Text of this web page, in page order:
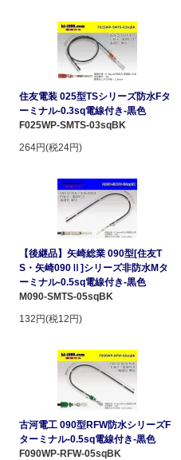
住友電装 025型TSシリーズ防水Fタ
ーミナル-0.3sq電線付き-黒色
F025WP-SMTS-03sqBK
264円(税24円)
【後継品】矢崎総業 090型[住友T
S・矢崎090Ⅱ]シリーズ非防水Mタ
ーミナル-0.5sq電線付き-黒色
M090-SMTS-05sqBK
132円(税12円)
古河電工 090型RFW防水シリーズF
ターミナル-0.5sq電線付き-黒色
F090WP-RFW-05sqBK